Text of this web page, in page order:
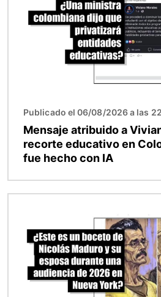
Publicado el 06/08/2026 a las
Mensaje atribuido a
recorte educativo en
fue hecho con IA